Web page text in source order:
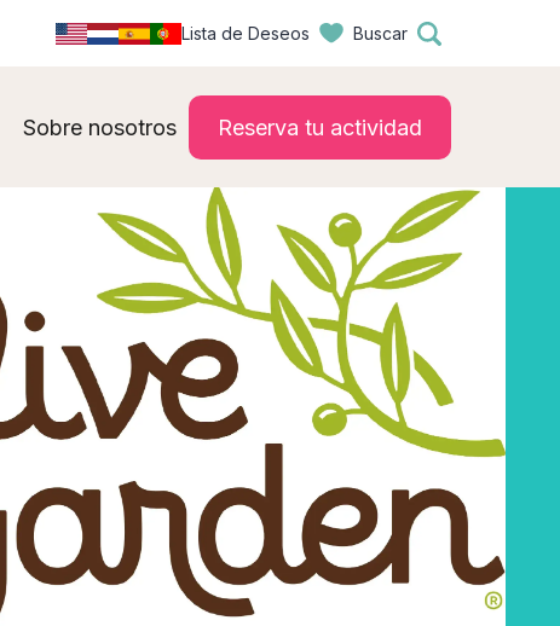
Lista de Deseos Buscar
Sobre nosotros Reserva tu actividad